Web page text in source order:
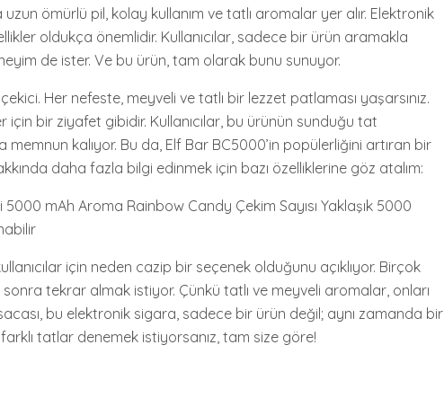
uzun ömürlü pil, kolay kullanım ve tatlı aromalar yer alır. Elektronik
oldukça önemlidir. Kullanıcılar, sadece bir ürün aramakla
de ister. Ve bu ürün, tam olarak bunu sunuyor.
Her nefeste, meyveli ve tatlı bir lezzet patlaması yaşarsınız.
için bir ziyafet gibidir. Kullanıcılar, bu ürünün sunduğu tat
kalıyor. Bu da, Elf Bar BC5000’in popülerliğini artıran bir
daha fazla bilgi edinmek için bazı özelliklerine göz atalım:
mAh Aroma Rainbow Candy Çekim Sayısı Yaklaşık 5000
için neden cazip bir seçenek olduğunu açıklıyor. Birçok
sonra tekrar almak istiyor. Çünkü tatlı ve meyveli aromalar, onları
bu elektronik sigara, sadece bir ürün değil; aynı zamanda bir
tatlar denemek istiyorsanız, tam size göre!